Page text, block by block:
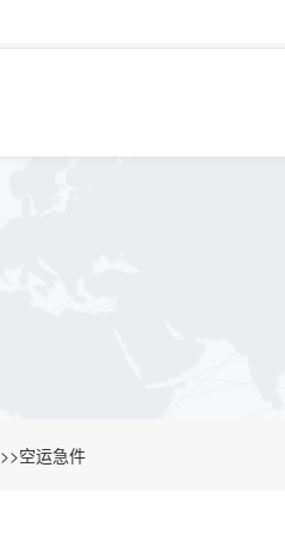
>>空运急件